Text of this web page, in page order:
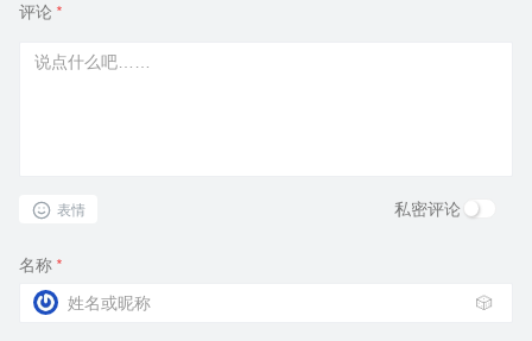
评论 *
表情 私密评论
名称 *
🎲